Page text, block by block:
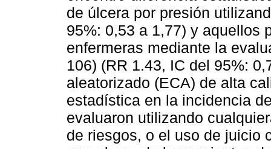
de úlcera por presión
95%: 0,53 a 1,77) y aquellos
enfermeras mediante la
106) (RR 1.43, IC del 95%:
aleatorizado (ECA) de alta
estadística en la incidencia
evaluaron utilizando
de riesgos, o el uso de juicio